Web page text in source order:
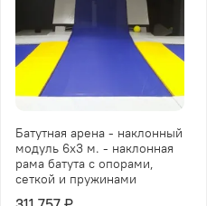
Батутная арена - наклонный
модуль 6х3 м. - наклонная
рама батута с опорами,
сеткой и пружинами